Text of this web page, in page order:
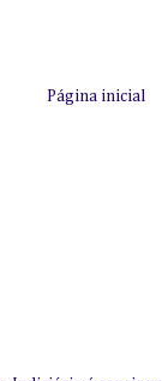
Página inicial